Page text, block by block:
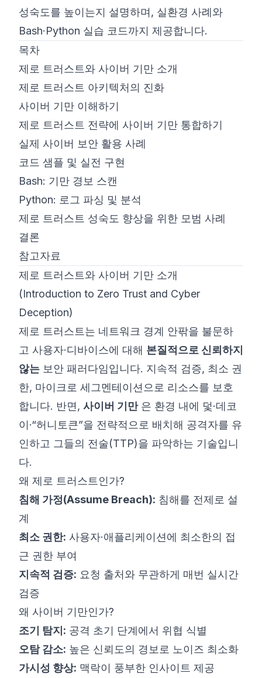
성숙도를 높이는지 설명하며, 실환경 사례와
Bash·Python 실습 코드까지 제공합니다.
목차
제로 트러스트와 사이버 기만 소개
제로 트러스트 아키텍처의 진화
사이버 기만 이해하기
제로 트러스트 전략에 사이버 기만 통합하기
실제 사이버 보안 활용 사례
코드 샘플 및 실전 구현
Bash: 기만 경보 스캔
Python: 로그 파싱 및 분석
제로 트러스트 성숙도 향상을 위한 모범 사례
결론
참고자료
제로 트러스트와 사이버 기만 소개
(Introduction to Zero Trust and Cyber
Deception)
제로 트러스트는 네트워크 경계 안팎을 불문하
고 사용자·디바이스에 대해 본질적으로 신뢰하지
않는 보안 패러다임입니다. 지속적 검증, 최소 권
한, 마이크로 세그멘테이션으로 리소스를 보호
합니다. 반면, 사이버 기만은 환경 내에 덫·데코
이·“허니토큰”을 전략적으로 배치해 공격자를 유
인하고 그들의 전술(TTP)을 파악하는 기술입니
다.
왜 제로 트러스트인가?
침해 가정(Assume Breach): 침해를 전제로 설
계
최소 권한: 사용자·애플리케이션에 최소한의 접
근 권한 부여
지속적 검증: 요청 출처와 무관하게 매번 실시간
검증
왜 사이버 기만인가?
조기 탐지: 공격 초기 단계에서 위협 식별
오탐 감소: 높은 신뢰도의 경보로 노이즈 최소화
가시성 향상: 맥락이 풍부한 인사이트 제공